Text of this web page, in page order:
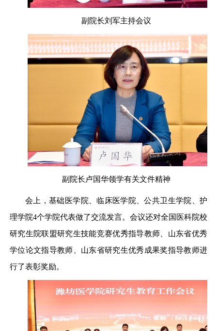
副院长刘军主持会议
副院长卢国华领学有关文件精神
会上，基础医学院、临床医学院、公共卫生学院、护
理学院4个学院代表做了交流发言。会议还对全国医科院校
研究生院联盟研究生技能竞赛优秀指导教师、山东省优秀
学位论文指导教师、山东省研究生优秀成果奖指导教师进
行了表彰奖励。